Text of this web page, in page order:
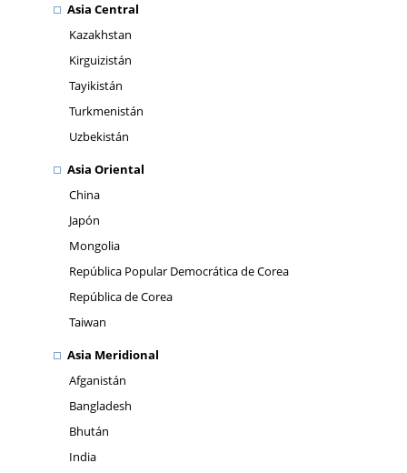
Asia Central
Kazakhstan
Kirguizistán
Tayikistán
Turkmenistán
Uzbekistán
Asia Oriental
China
Japón
Mongolia
República Popular Democrática de Corea
República de Corea
Taiwan
Asia Meridional
Afganistán
Bangladesh
Bhután
India